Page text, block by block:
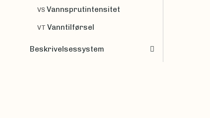
VS Vannsprutintensitet
VT Vanntilførsel
Beskrivelsessystem